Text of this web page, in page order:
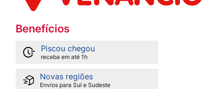
Benefícios
Piscou chegou
receba em até 1h
Novas regiões
Envios para Sul e Sudeste